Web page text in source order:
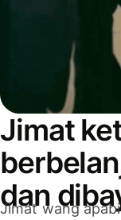
Jimat
dan
Jimat wang